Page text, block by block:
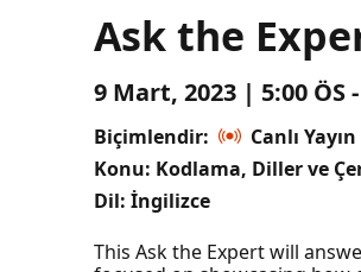
Ask the
9 Mart, 2023 | 5:00 ÖS
Biçimlendir:
Canlı Yayın
Konu: Kodlama, Diller ve
Dil: İngilizce
This Ask the Expert will